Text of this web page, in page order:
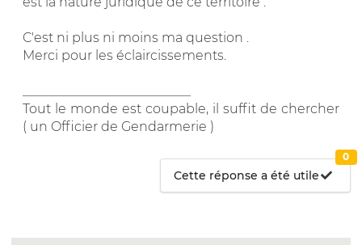
C'est ni plus ni moins ma question .
Merci pour les éclaircissements.
Tout le monde est coupable, il suffit de chercher
( un Officier de Gendarmerie )
Cette réponse a été utile
0